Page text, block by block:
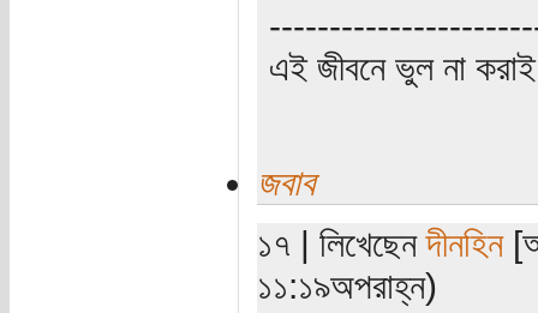
এই জীবনে ভুল না
জবাব
১৭ | লিখেছেনদীনহিন
১১:১৯অপরাহ্ন)